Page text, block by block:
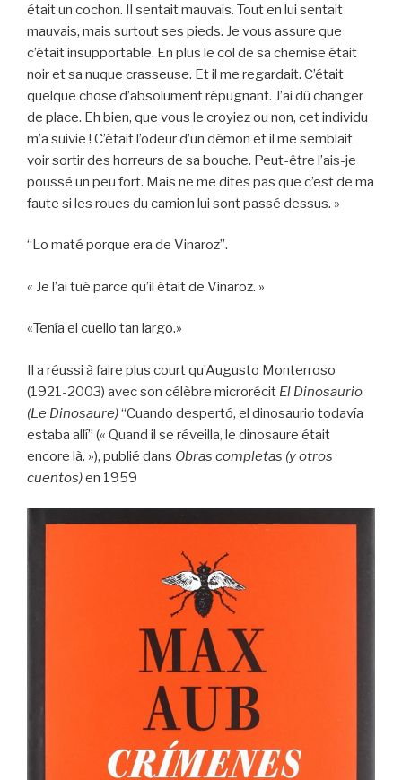
était un cochon. Il sentait mauvais. Tout en lui sentait
mauvais, mais surtout ses pieds. Je vous assure que
c’était insupportable. En plus le col de sa chemise était
noir et sa nuque crasseuse. Et il me regardait. C’était
quelque chose d’absolument répugnant. J’ai dû changer
de place. Eh bien, que vous le croyiez ou non, cet individu
m’a suivie ! C’était l’odeur d’un démon et il me semblait
voir sortir des horreurs de sa bouche. Peut-être l’ais-je
poussé un peu fort. Mais ne me dites pas que c’est de ma
faute si les roues du camion lui sont passé dessus. »
“Lo maté porque era de Vinaroz”.
« Je l’ai tué parce qu’il était de Vinaroz. »
«Tenía el cuello tan largo.»
Il a réussi à faire plus court qu’Augusto Monterroso
(1921-2003) avec son célèbre microrécit El Dinosaurio
(Le Dinosaure)“Cuando despertó, el dinosaurio todavía
estaba allí” (« Quand il se réveilla, le dinosaure était
encore là. »), publié dans Obras completas (y otros
cuentos)en 1959